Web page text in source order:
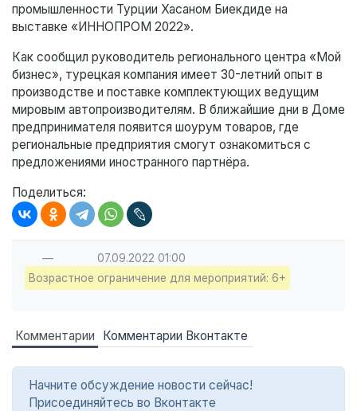
промышленности Турции Хасаном Биекдиде на
выставке «ИННОПРОМ 2022».
Как сообщил руководитель регионального центра «Мой
бизнес», турецкая компания имеет 30-летний опыт в
производстве и поставке комплектующих ведущим
мировым автопроизводителям. В ближайшие дни в Доме
предпринимателя появится шоурум товаров, где
региональные предприятия смогут ознакомиться с
предложениями иностранного партнёра.
Поделиться:
— 07.09.2022 01:00
Возрастное ограничение для мероприятий: 6+
Комментарии Комментарии Вконтакте
Начните обсуждение новости сейчас!
Присоединяйтесь во Вконтакте